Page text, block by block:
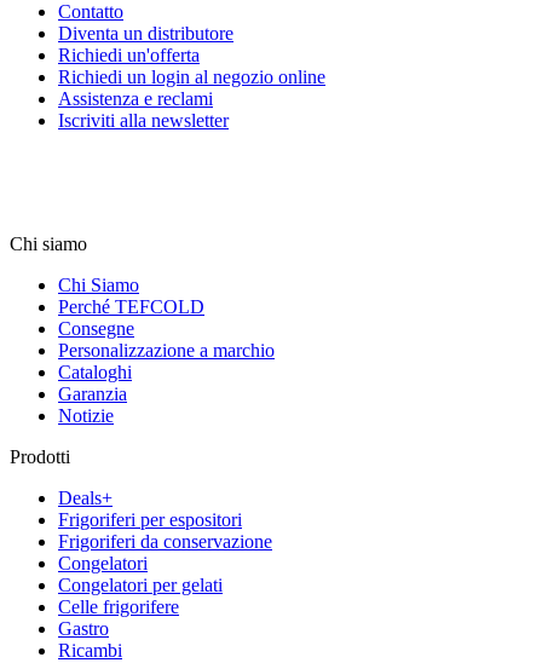
Contatto
Diventa un distributore
Richiedi un'offerta
Richiedi un login al negozio online
Assistenza e reclami
Iscriviti alla newsletter
Chi siamo
Chi Siamo
Perché TEFCOLD
Consegne
Personalizzazione a marchio
Cataloghi
Garanzia
Notizie
Prodotti
Deals+
Frigoriferi per espositori
Frigoriferi da conservazione
Congelatori
Congelatori per gelati
Celle frigorifere
Gastro
Ricambi